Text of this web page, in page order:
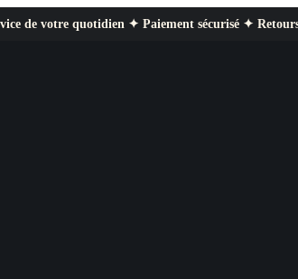
✦ Paiement sécurisé ✦ Retours faciles